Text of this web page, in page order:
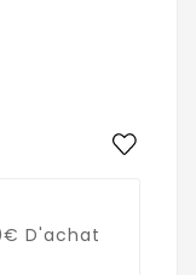
D'achat